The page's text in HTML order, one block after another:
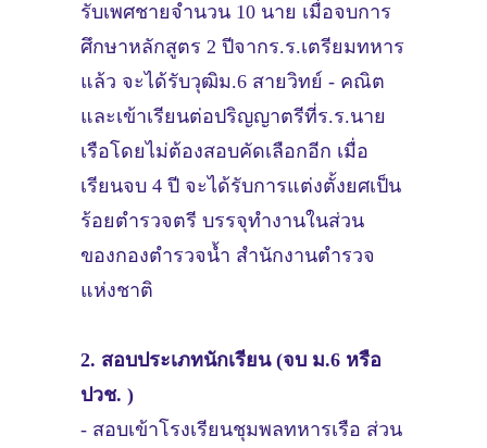
รับเพศชายจำนวน 10 นาย เมื่อจบการ
ศึกษาหลักสูตร 2 ปีจากร.ร.เตรียมทหาร
แล้ว จะได้รับวุฒิม.6 สายวิทย์ - คณิต
และเข้าเรียนต่อปริญญาตรีที่ร.ร.นาย
เรือโดยไม่ต้องสอบคัดเลือกอีก เมื่อ
เรียนจบ 4 ปี จะได้รับการแต่งตั้งยศเป็น
ร้อยตำรวจตรี บรรจุทำงานในส่วน
ของกองตำรวจน้ำ สำนักงานตำรวจ
แห่งชาติ
2. สอบประเภทนักเรียน (จบ ม.6 หรือ
ปวช. )
- สอบเข้าโรงเรียนชุมพลทหารเรือ ส่วน